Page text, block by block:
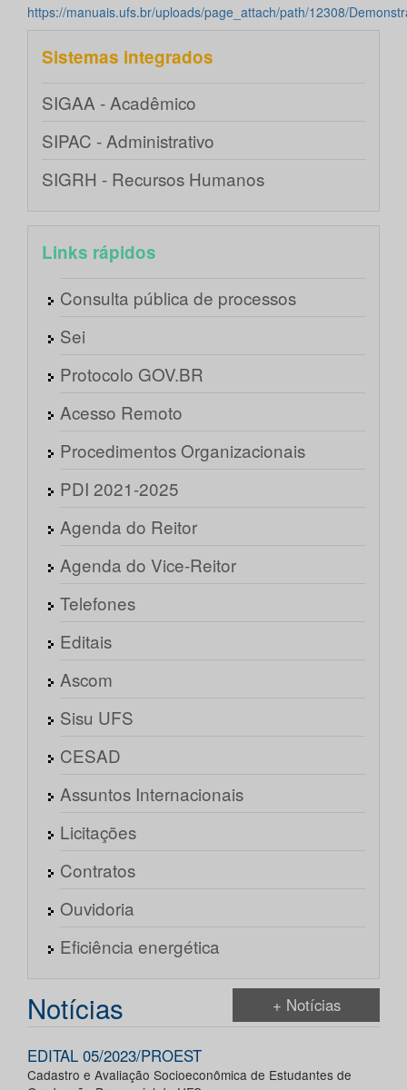
https://manuais.ufs.br/uploads/page_attach/path/12308/
Sistemas integrados
SIGAA - Acadêmico
SIPAC - Administrativo
SIGRH - Recursos Humanos
Links rápidos
Consulta pública de processos
Sei
Protocolo GOV.BR
Acesso Remoto
Procedimentos Organizacionais
PDI 2021-2025
Agenda do Reitor
Agenda do Vice-Reitor
Telefones
Editais
Ascom
Sisu UFS
CESAD
Assuntos Internacionais
Licitações
Contratos
Ouvidoria
Eficiência energética
Notícias + Notícias
EDITAL 05/2023/PROEST
Cadastro e Avaliação Socioeconômica de Estudantes de